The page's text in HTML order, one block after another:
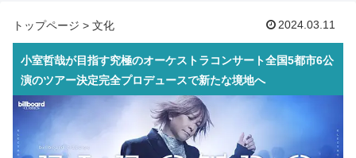
トップページ > 文化 2024.03.11
小室哲哉が目指す究極のオーケストラコンサート全国5都市6公
演のツアー決定完全プロデュースで新たな境地へ